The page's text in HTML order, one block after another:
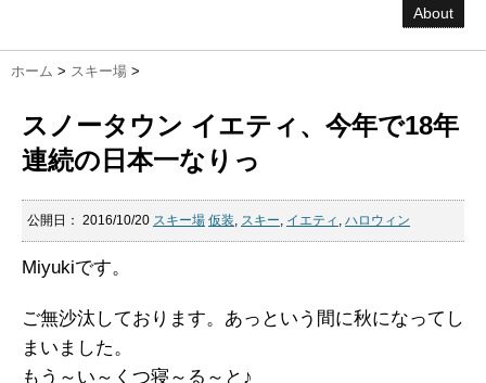
About
ホーム > スキー場 >
スノータウン イエティ、今年で18年
連続の日本一なりっ
公開日： 2016/10/20 スキー場 仮装, スキー, イエティ , ハロウィン
Miyukiです。
ご無沙汰しております。あっという間に秋になってし
まいました。
もう～い～くつ寝～る～と♪